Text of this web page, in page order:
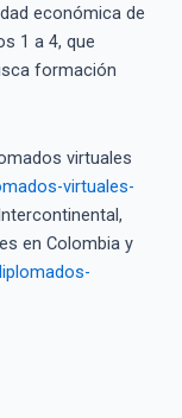
económica de
1 a 4, que
formación
virtuales
virtuales-
en Colombia y